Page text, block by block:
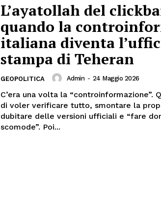
L’ayatollah del
quando la
italiana diventa
stampa di Teheran
GEOPOLITICA Admin - 24 Maggio 2026
C’era una volta la “controinformazione”.
di voler verificare tutto, smontare la
dubitare delle versioni ufficiali e “fare
scomode”. Poi...